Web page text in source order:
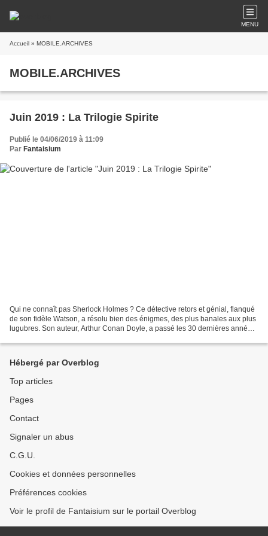
MENU
Accueil » MOBILE.ARCHIVES
MOBILE.ARCHIVES
Juin 2019 : La Trilogie Spirite
Publié le 04/06/2019 à 11:09
Par Fantaisium
Qui ne connaît pas Sherlock Holmes ? Ce détective retors et génial, flanqué
de son fidèle Watson, a résolu bien des énigmes, des plus banales aux plus
lugubres. Son auteur, Arthur Conan Doyle, a passé les 30 dernières années
Hébergé par Overblog
Top articles
Pages
Contact
Signaler un abus
C.G.U.
Cookies et données personnelles
Préférences cookies
Voir le profil de Fantaisium sur le portail Overblog